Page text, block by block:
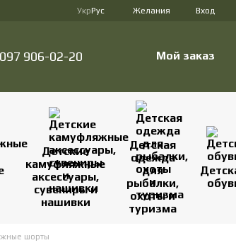
УкрРус Желания Вход
097 906-02-20 Мой заказ
Детские
камуфляжные
аксессуары,
сувениры и
нашивки
Детская
одежда
для
рыбалки,
охоты и
туризма
шорты